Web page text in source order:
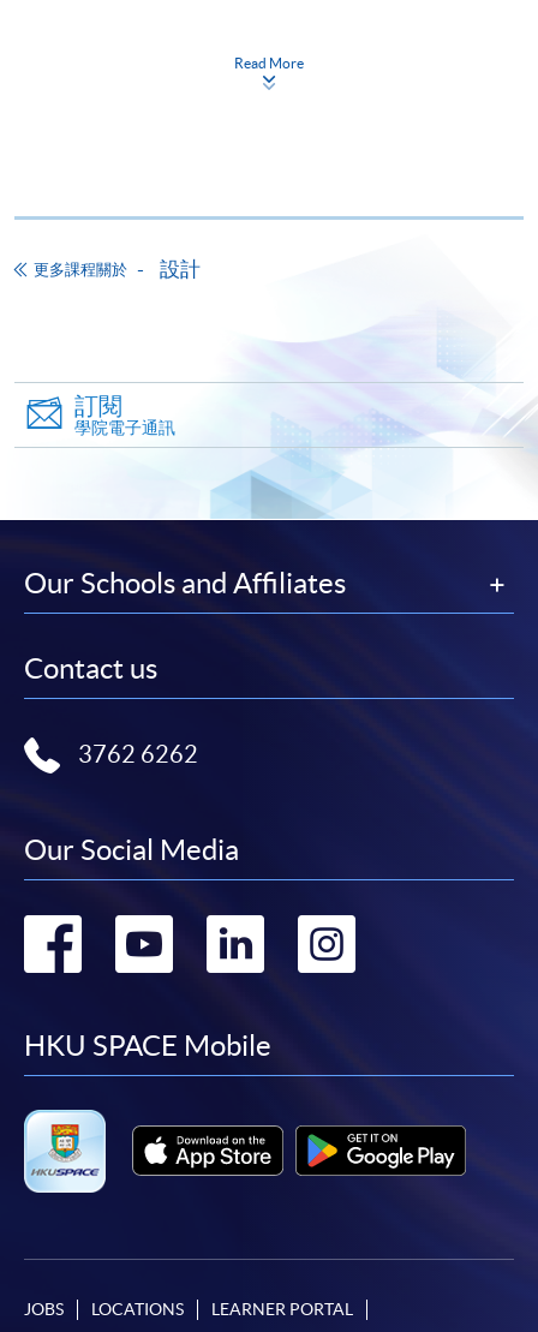
申請人如報讀兩個課程或以上，請細閱各個課程的上
課時間地點，以免課時重疊，或因地點相距太遠而無
學費及學額不得轉讓他人。一經取錄，學生不得用
已付的學費和已取得的學額轉讀其他課程，惟學院
對特殊情況，可酌情處理。轉讀申請一經批准，學
學院在收妥費用後，會向申請人發出付款收據，惟
郵寄付款收據如若遺失，學院概不負責。
付款收據只發一次。申請額外付款證明的收費為每
張港幣30元。請以劃線支票支付，抬頭註明「香
港大學專業進修學院」，並連同貼上郵票的回郵信
封及申請表交回本學院。補發的學費收據通常於課
Summer School 網頁
Read More
更多課程關於 設計
訂閱
學院電子通訊
Our Schools and Affiliates
Contact us
3762 6262
Our Social Media
Go
facebook
Go
youtube
Go
linkedin
HKU SPACE Mobile
JOBS LOCATIONS LEARNER PORTAL